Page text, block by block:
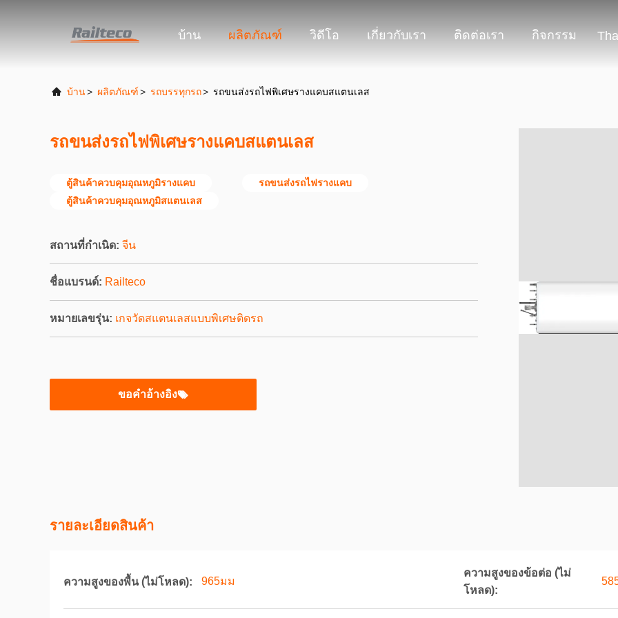
บ้าน ผลิตภัณฑ์ วิดีโอ เกี่ยวกับเรา ติดต่อเรา กิจกรรม
บ้าน> ผลิตภัณฑ์> รถบรรทุกรถ> รถขนส่งรถไฟพิเศษรางแคบสแตนเลส
รถขนส่งรถไฟพิเศษรางแคบสแตนเลส
ตู้สินค้าควบคุมอุณหภูมิรางแคบ
รถขนส่งรถไฟรางแคบ
ตู้สินค้าควบคุมอุณหภูมิสแตนเลส
สถานที่กำเนิด: จีน
ชื่อแบรนด์: Railteco
หมายเลขรุ่น: เกจวัดสแตนเลสแบบพิเศษติดรถ
ขอคําอ้างอิง
รายละเอียดสินค้า
ความสูงของพื้น (ไม่โหลด): 965มม
ความสูงของข้อต่อ (ไม่
โหลด):